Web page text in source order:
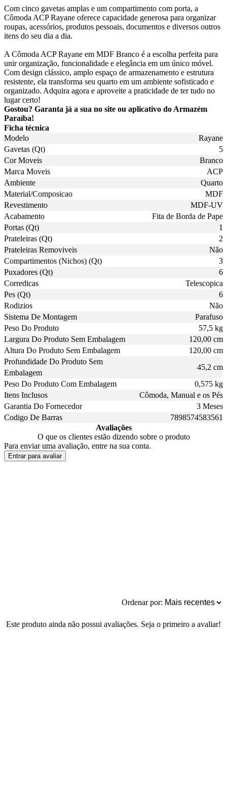
Com cinco gavetas amplas e um compartimento com porta, a
Cômoda ACP Rayane oferece capacidade generosa para organizar
roupas, acessórios, produtos pessoais, documentos e diversos outros
itens do seu dia a dia.
A Cômoda ACP Rayane em MDF Branco é a escolha perfeita para
unir organização, funcionalidade e elegância em um único móvel.
Com design clássico, amplo espaço de armazenamento e estrutura
resistente, ela transforma seu quarto em um ambiente sofisticado e
organizado. Adquira agora e aproveite a praticidade de ter tudo no
lugar certo!
Gostou? Garanta já a sua no site ou aplicativo do Armazém
Paraíba!
Ficha técnica
Modelo
Rayane
Gavetas (Qt)
5
Cor Moveis
Branco
Marca Moveis
ACP
Ambiente
Quarto
Material/Composicao
MDF
Revestimento
MDF-UV
Acabamento
Fita de Borda de Pape
Portas (Qt)
1
Prateleiras (Qt)
2
Prateleiras Removiveis
Não
Compartimentos (Nichos) (Qt)
3
Puxadores (Qt)
6
Corredicas
Telescopica
Pes (Qt)
6
Rodizios
Não
Sistema De Montagem
Parafuso
Peso Do Produto
57,5 kg
Largura Do Produto Sem Embalagem
120,00 cm
Altura Do Produto Sem Embalagem
120,00 cm
Profundidade Do Produto Sem
Embalagem
45,2 cm
Peso Do Produto Com Embalagem
0,575 kg
Itens Inclusos
Cômoda, Manual e os Pés
Garantia Do Fornecedor
3 Meses
Codigo De Barras
7898574583561
Avaliações
O que os clientes estão dizendo sobre o produto
Para enviar uma avaliação, entre na sua conta.
Entrar para avaliar
Ordenar por:
Este produto ainda não possui avaliações. Seja o primeiro a avaliar!